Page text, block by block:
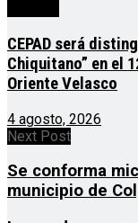
CEPAD será
Chiquitano” en el
Oriente Velasco
4 agosto, 2026
Next Post
Se conforma
municipio de